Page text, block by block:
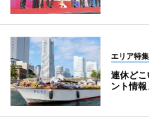
エリア特集
連休ど
ント情